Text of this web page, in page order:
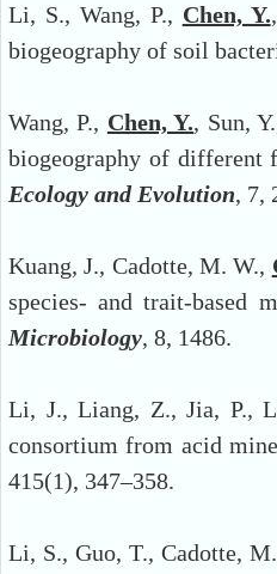
Li, S., Wang, P., Chen, Y.
biogeography of soil
Wang, P., Chen, Y., Sun,
biogeography of different
Ecology and Evolution, 7,
Kuang, J., Cadotte, M. W.,
species- and trait-based
Microbiology, 8, 1486.
Li, J., Liang, Z., Jia, P.,
consortium from acid
415(1), 347–358.
Li, S., Guo, T., Cadotte,